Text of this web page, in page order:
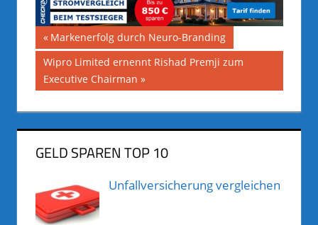
Beitragsnavigation
Vorheriger
Beitrag:
Markenerfolg durch Neuro-Branding
Nächster
Beitrag:
Wipro Limited ernennt Rishad Premji zum
Executive Chairman
GELD SPAREN TOP 10
Unfallversicherung vergleichen